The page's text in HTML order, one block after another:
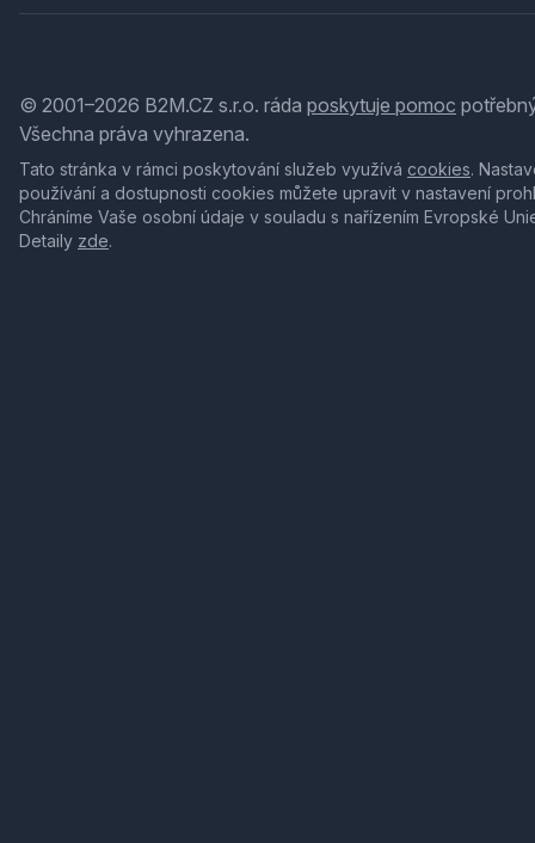
© 2001–2026 B2M.CZ s.r.o. ráda poskytuje pomoc
Všechna práva vyhrazena.
Tato stránka v rámci poskytování služeb využívá cookies.
používání a dostupnosti cookies můžete upravit v nastavení
Chráníme Vaše osobní údaje v souladu s nařízením Evropské
Detaily zde.